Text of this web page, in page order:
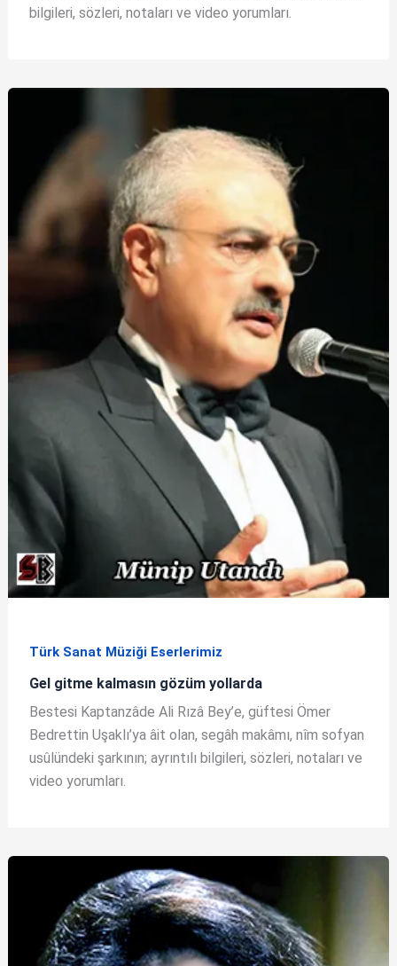
bilgileri, sözleri, notaları ve video yorumları.
Türk Sanat Müziği Eserlerimiz
Gel gitme kalmasın gözüm yollarda
Bestesi Kaptanzâde Ali Rızâ Bey’e, güftesi Ömer
Bedrettin Uşaklı’ya âit olan, segâh makâmı, nîm sofyan
usûlündeki şarkının; ayrıntılı bilgileri, sözleri, notaları ve
video yorumları.